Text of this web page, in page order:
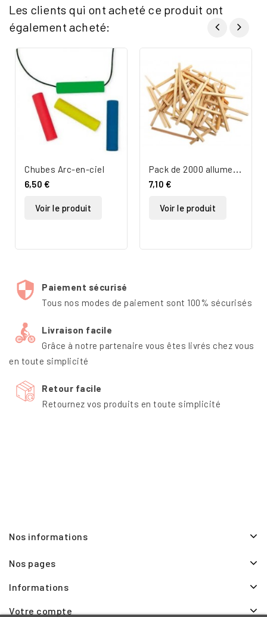
Les clients qui ont acheté ce produit ont
également acheté:
Chubes Arc-en-ciel
6,50 €
Voir le produit
P
ack de 2000 allumettes - Math - Logo
7,10 €
Voir le produit
Paiement sécurisé
Tous nos modes de paiement sont 100% sécurisés
Livraison facile
Grâce à notre partenaire vous êtes livrés chez vous
en toute simplicité
Retour facile
Retournez vos produits en toute simplicité
Nos informations
Nos pages
Informations
Votre compte